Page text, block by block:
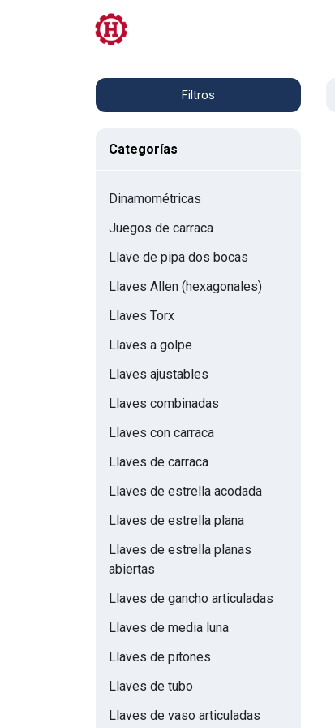
Filtros
Categorías
Dinamométricas
Juegos de carraca
Llave de pipa dos bocas
Llaves Allen (hexagonales)
Llaves Torx
Llaves a golpe
Llaves ajustables
Llaves combinadas
Llaves con carraca
Llaves de carraca
Llaves de estrella acodada
Llaves de estrella plana
Llaves de estrella planas
abiertas
Llaves de gancho articuladas
Llaves de media luna
Llaves de pitones
Llaves de tubo
Llaves de vaso articuladas